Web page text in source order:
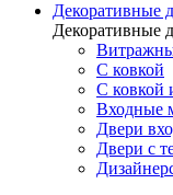
Декоративные
Декоративные
С ковкой
С ковкой
Входные
Двери
Двери с